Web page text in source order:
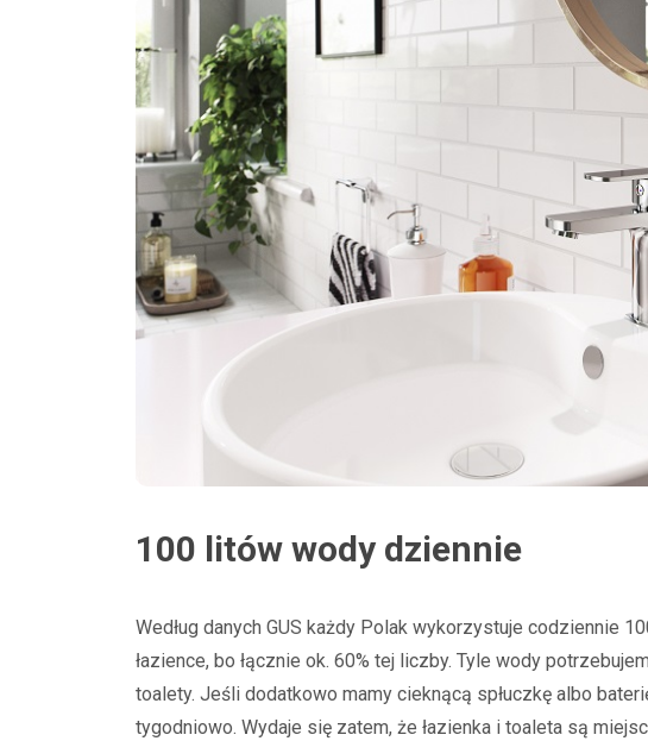
100 litów wody dziennie
Według danych GUS każdy Polak wykorzystuje codziennie
łazience, bo łącznie ok. 60% tej liczby. Tyle wody
toalety. Jeśli dodatkowo mamy cieknącą spłuczkę albo
tygodniowo. Wydaje się zatem, że łazienka i toaleta są